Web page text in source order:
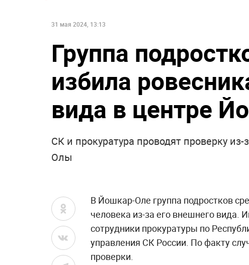
31 мая 2024, 13:13
Группа
избила
вида в центре
СК и прокуратура проводят проверку
Олы
В Йошкар-Оле группа подростков
человека из-за его внешнего вида.
сотрудники прокуратуры по
управления СК России. По факту
проверки.